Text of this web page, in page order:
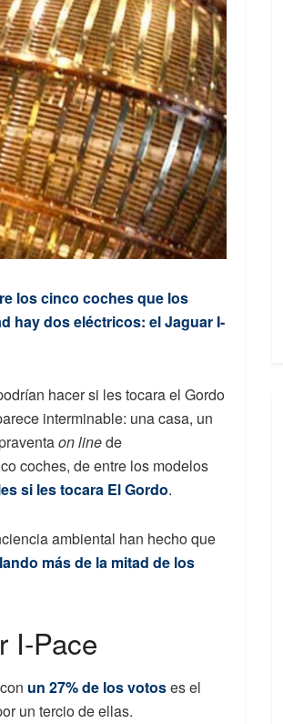
los cinco coches que los
hay dos eléctricos: el Jaguar I-
hacer si les tocara el Gordo
interminable: una casa, un
on linede
coches, de entre los modelos
si les tocara El Gordo.
ambiental han hecho que
más de la mitad de los
I-Pace
un 27% de los votoses el
un tercio de ellas.